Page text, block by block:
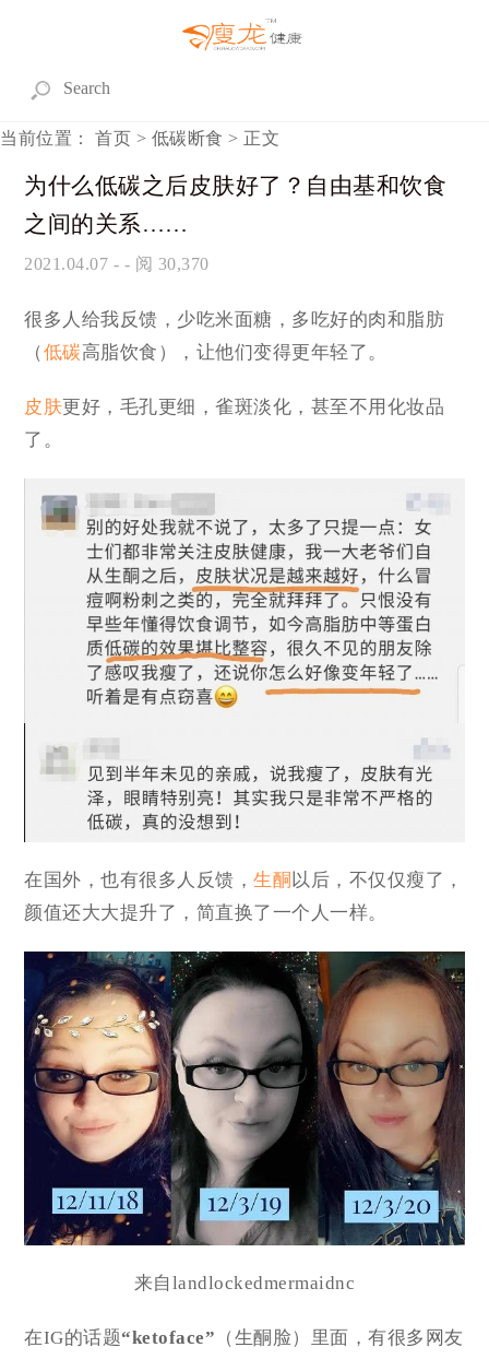
当前位置： 首页 > 低碳断食 > 正文
为什么低碳之后皮肤好了？自由基和饮食
之间的关系……
2021.04.07 - - 阅 30,370
很多人给我反馈，少吃米面糖，多吃好的肉和脂肪
（低碳高脂饮食），让他们变得更年轻了。
皮肤更好，毛孔更细，雀斑淡化，甚至不用化妆品
了。
在国外，也有很多人反馈，生酮 以后，不仅仅瘦了，
颜值还大大提升了，简直换了一个人一样。
来自landlockedmermaidnc
在IG的话题“ketoface” （生酮脸）里面，有很多网友